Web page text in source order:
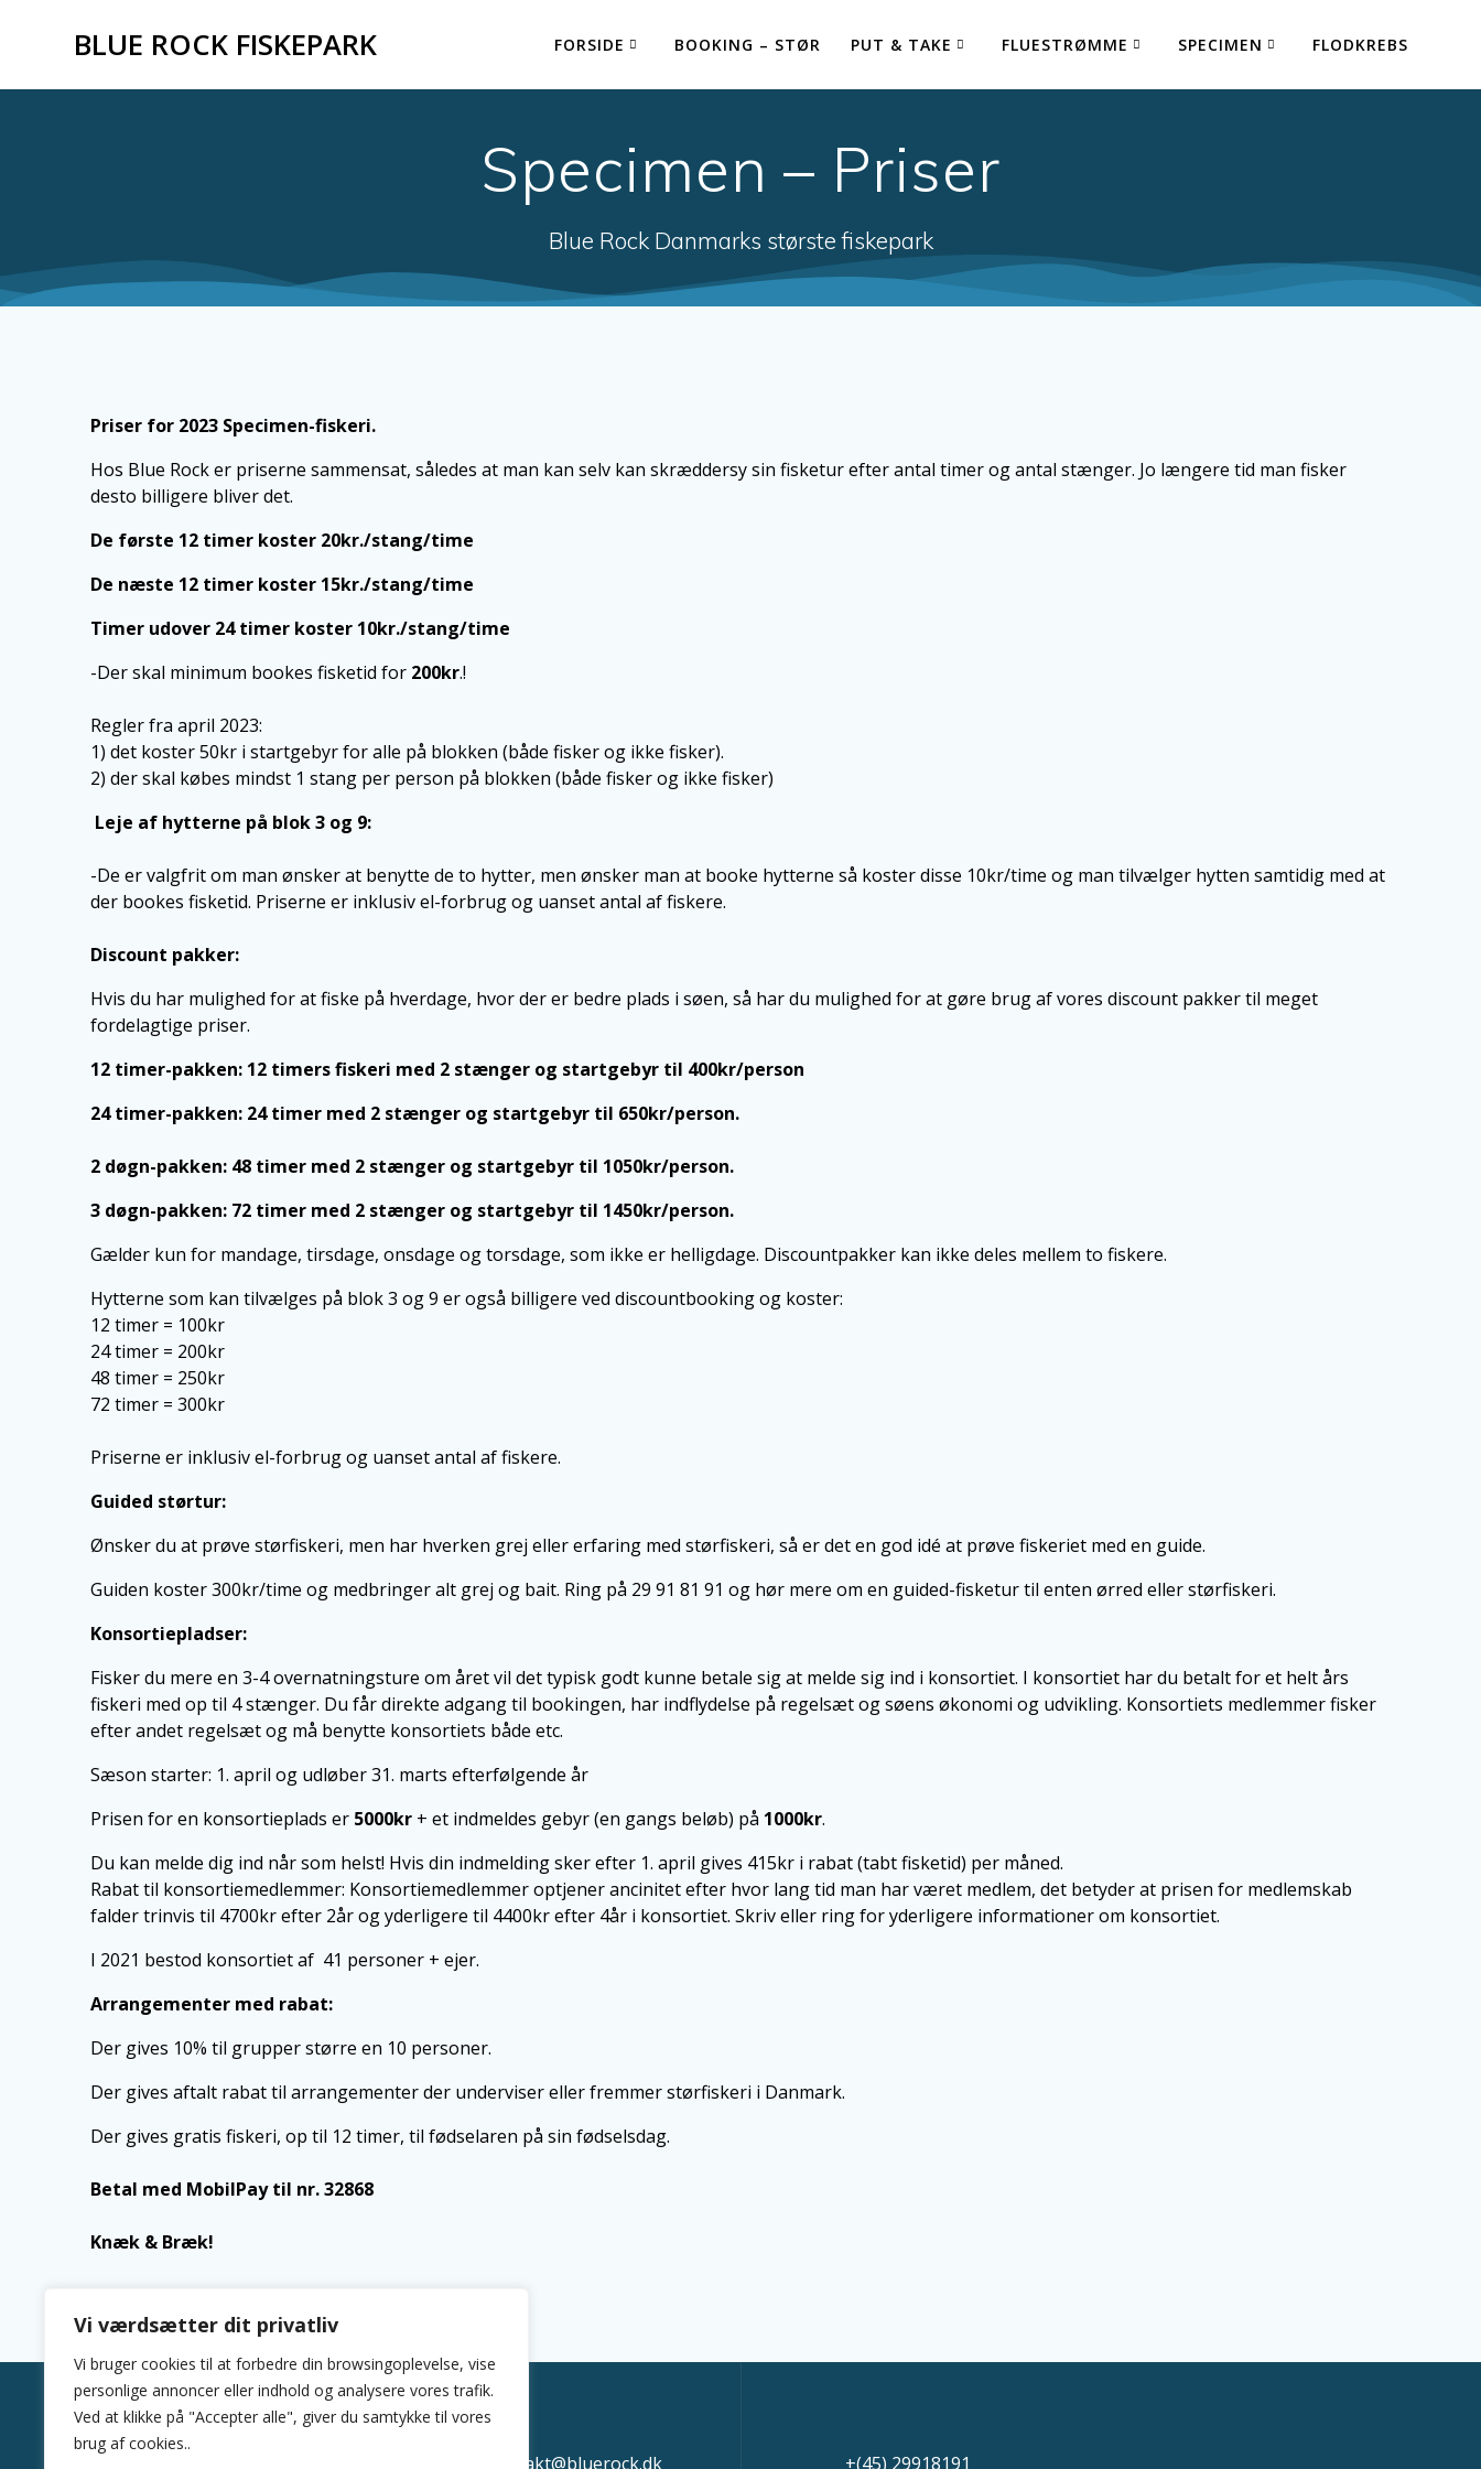
Vi værdsætter dit privatliv
Vi bruger cookies til at forbedre din browsingoplevelse, vise
personlige annoncer eller indhold og analysere vores trafik.
Ved at klikke på "Accepter alle", giver du samtykke til vores
brug af cookies..
BLUE ROCK FISKEPARK FORSIDE BOOKING – STØR PUT & TAKE FLUESTRØMME SPECIMEN FLODKREBS
Specimen – Priser
Blue Rock Danmarks største fiskepark
Priser for 2023 Specimen-fiskeri.
Hos Blue Rock er priserne sammensat, således at man kan selv kan skræddersy sin fisketur efter antal timer og antal stænger. Jo længere tid man fisker
desto billigere bliver det.
De første 12 timer koster 20kr./stang/time
De næste 12 timer koster 15kr./stang/time
Timer udover 24 timer koster 10kr./stang/time
-Der skal minimum bookes fisketid for 200kr.!
Regler fra april 2023:
1) det koster 50kr i startgebyr for alle på blokken (både fisker og ikke fisker).
2) der skal købes mindst 1 stang per person på blokken (både fisker og ikke fisker)
Leje af hytterne på blok 3 og 9:
-De er valgfrit om man ønsker at benytte de to hytter, men ønsker man at booke hytterne så koster disse 10kr/time og man tilvælger hytten samtidig med at
der bookes fisketid. Priserne er inklusiv el-forbrug og uanset antal af fiskere.
Discount pakker:
Hvis du har mulighed for at fiske på hverdage, hvor der er bedre plads i søen, så har du mulighed for at gøre brug af vores discount pakker til meget
fordelagtige priser.
12 timer-pakken: 12 timers fiskeri med 2 stænger og startgebyr til 400kr/person
24 timer-pakken: 24 timer med 2 stænger og startgebyr til 650kr/person.
2 døgn-pakken: 48 timer med 2 stænger og startgebyr til 1050kr/person.
3 døgn-pakken: 72 timer med 2 stænger og startgebyr til 1450kr/person.
Gælder kun for mandage, tirsdage, onsdage og torsdage, som ikke er helligdage. Discountpakker kan ikke deles mellem to fiskere.
Hytterne som kan tilvælges på blok 3 og 9 er også billigere ved discountbooking og koster:
12 timer = 100kr
24 timer = 200kr
48 timer = 250kr
72 timer = 300kr
Priserne er inklusiv el-forbrug og uanset antal af fiskere.
Guided størtur:
Ønsker du at prøve størfiskeri, men har hverken grej eller erfaring med størfiskeri, så er det en god idé at prøve fiskeriet med en guide.
Guiden koster 300kr/time og medbringer alt grej og bait. Ring på 29 91 81 91 og hør mere om en guided-fisketur til enten ørred eller størfiskeri.
Konsortiepladser:
Fisker du mere en 3-4 overnatningsture om året vil det typisk godt kunne betale sig at melde sig ind i konsortiet. I konsortiet har du betalt for et helt års
fiskeri med op til 4 stænger. Du får direkte adgang til bookingen, har indflydelse på regelsæt og søens økonomi og udvikling. Konsortiets medlemmer fisker
efter andet regelsæt og må benytte konsortiets både etc.
Sæson starter: 1. april og udløber 31. marts efterfølgende år
Prisen for en konsortieplads er 5000kr + et indmeldes gebyr (en gangs beløb) på 1000kr.
Du kan melde dig ind når som helst! Hvis din indmelding sker efter 1. april gives 415kr i rabat (tabt fisketid) per måned.
Rabat til konsortiemedlemmer: Konsortiemedlemmer optjener ancinitet efter hvor lang tid man har været medlem, det betyder at prisen for medlemskab
falder trinvis til 4700kr efter 2år og yderligere til 4400kr efter 4år i konsortiet. Skriv eller ring for yderligere informationer om konsortiet.
I 2021 bestod konsortiet af 41 personer + ejer.
Arrangementer med rabat:
Der gives 10% til grupper større en 10 personer.
Der gives aftalt rabat til arrangementer der underviser eller fremmer størfiskeri i Danmark.
Der gives gratis fiskeri, op til 12 timer, til fødselaren på sin fødselsdag.
Betal med MobilPay til nr. 32868
Knæk & Bræk!
kontakt@bluerock.dk +(45) 29918191